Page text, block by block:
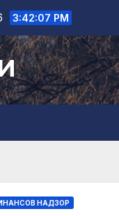
3:42:08 PM
НАДЗОР